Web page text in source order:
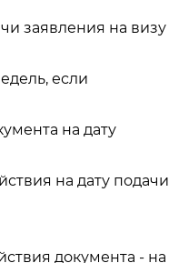
заявления на визу
если
на дату
на дату подачи
документа - на